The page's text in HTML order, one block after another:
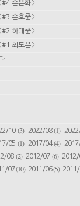
손은화>
손호준>
하태준>
최도은>
.
10 (3) 2022/08(1)
05 (1) 2017/04(4)
08 (2) 2012/07 (6)
07(10) 2011/06(5)